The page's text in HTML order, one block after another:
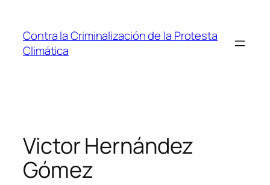
contenido
Contra la Criminalización de la Protesta
Climática
Victor Hernández
Gómez